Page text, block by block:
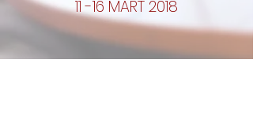
11 -16 MART 2018